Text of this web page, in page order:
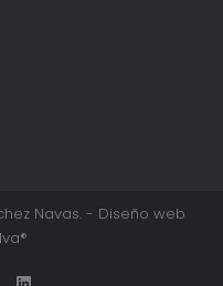
Navas. - Diseño web